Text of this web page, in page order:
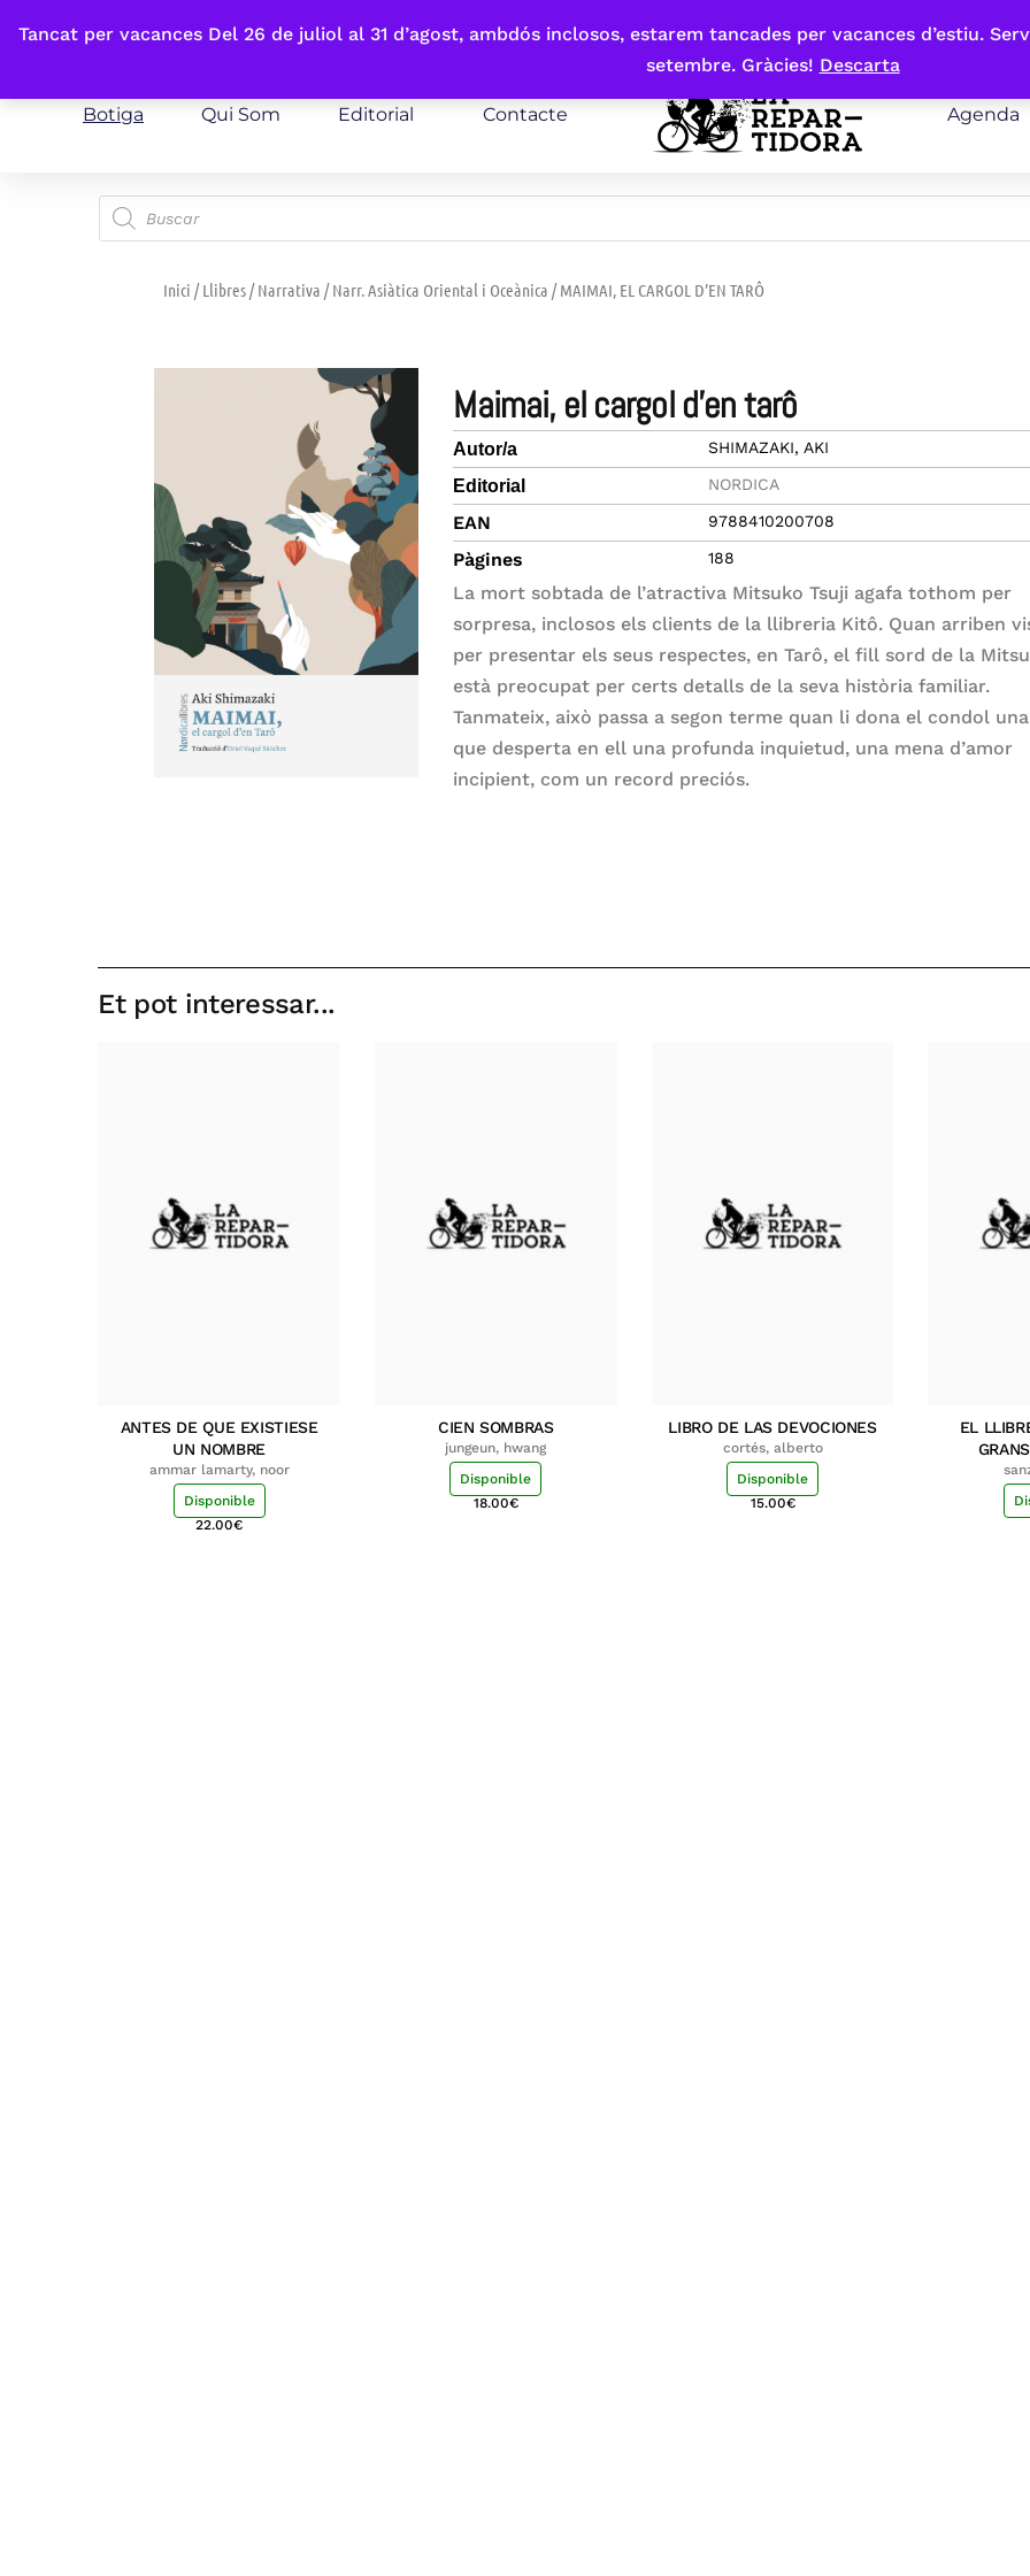
Tancat per vacances Del 26 de juliol al 31 d’agost, ambdós inclosos, estarem tancades per vacances d’estiu.
setembre. Gràcies! Descarta
Fes-te'n sòcia
Botiga Qui Som Editorial Contacte Agenda
Inici /Llibres/Narrativa /Narr. Asiàtica Oriental i Oceànica / MAIMAI, EL CARGOL D’EN TARÔ
maimai, el cargol d’en tarô
Autor/a SHIMAZAKI, AKI
Editorial NORDICA
EAN 9788410200708
Pàgines 188
La mort sobtada de l’atractiva Mitsuko Tsuji agafa tothom per
sorpresa, inclosos els clients de la llibreria Kitô. Quan arriben
per presentar els seus respectes, en Tarô, el fill sord de la
està preocupat per certs detalls de la seva història familiar.
Tanmateix, això passa a segon terme quan li dona el condol
que desperta en ell una profunda inquietud, una mena d’amor
incipient, com un record preciós.
Et pot interessar...
ANTES DE QUE EXISTIESE
UN NOMBRE
ammar lamarty, noor
Disponible
22.00€
CIEN SOMBRAS
jungeun, hwang
Disponible
18.00€
LIBRO DE LAS DEVOCIONES
cortés, alberto
Disponible
15.00€
EL